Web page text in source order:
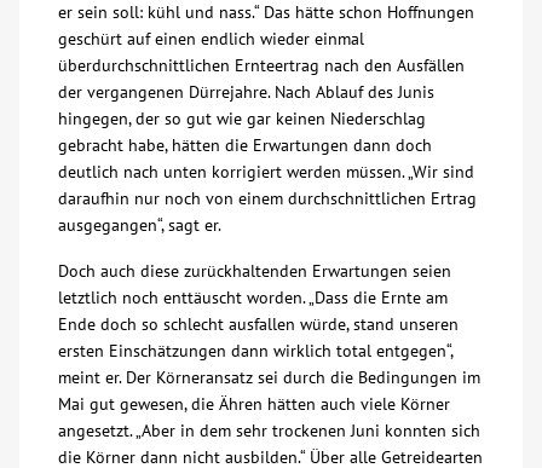
Spenden
Mitmachen
Karriere
Ausbildung
Glossar
Suche
Kontakt
er sein soll: kühl und nass.“ Das hätte schon Hoffnungen
geschürt auf einen endlich wieder einmal
überdurchschnittlichen Ernteertrag nach den Ausfällen
der vergangenen Dürrejahre. Nach Ablauf des Junis
hingegen, der so gut wie gar keinen Niederschlag
gebracht habe, hätten die Erwartungen dann doch
deutlich nach unten korrigiert werden müssen. „Wir sind
daraufhin nur noch von einem durchschnittlichen Ertrag
ausgegangen“, sagt er.
Doch auch diese zurückhaltenden Erwartungen seien
letztlich noch enttäuscht worden. „Dass die Ernte am
Ende doch so schlecht ausfallen würde, stand unseren
ersten Einschätzungen dann wirklich total entgegen“,
meint er. Der Körneransatz sei durch die Bedingungen im
Mai gut gewesen, die Ähren hätten auch viele Körner
angesetzt. „Aber in dem sehr trockenen Juni konnten sich
die Körner dann nicht ausbilden.“ Über alle Getreidearten